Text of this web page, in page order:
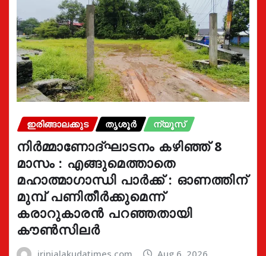
ഇരിങ്ങാലക്കുട തൃശൂർ ന്യൂസ്
നിർമ്മാണോദ്ഘാടനം കഴിഞ്ഞ് 8
മാസം : എങ്ങുമെത്താതെ
മഹാത്മാഗാന്ധി പാർക്ക് : ഓണത്തിന്
മുമ്പ് പണിതീർക്കുമെന്ന്
കരാറുകാരൻ പറഞ്ഞതായി
കൗൺസിലർ
irinjalakudatimes.com Aug 6, 2026